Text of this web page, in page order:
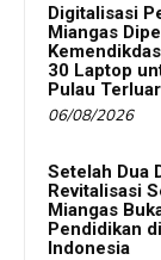
Digitalisasi
Miangas
30 Laptop
Pulau Terluar
06/08/2026
Setelah Dua
Revitalisasi
Miangas
Pendidikan
Indonesia